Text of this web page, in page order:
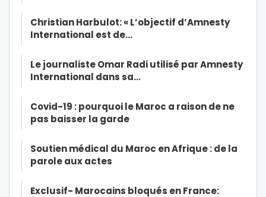
Christian Harbulot: « L’objectif d’Amnesty
International est de…
Le journaliste Omar Radi utilisé par Amnesty
International dans sa…
Covid-19 : pourquoi le Maroc a raison de ne
pas baisser la garde
Soutien médical du Maroc en Afrique : de la
parole aux actes
Exclusif- Marocains bloqués en France: